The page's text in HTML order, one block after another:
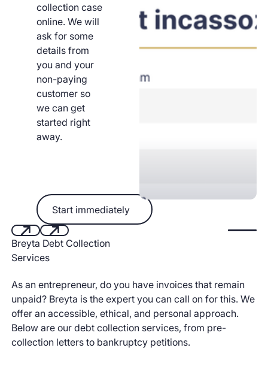
collection case
online. We will
ask for some
details from
you and your
non-paying
customer so
we can get
started right
away.
Start immediately
Start immediately
Next Next
Breyta Debt Collection
Services
As an entrepreneur, do you have invoices that remain
unpaid? Breyta is the expert you can call on for this. We
offer an accessible, ethical, and personal approach.
Below are our debt collection services, from pre-
collection letters to bankruptcy petitions.